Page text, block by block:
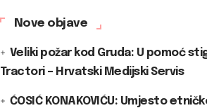
Nove objave
Veliki požar kod Gruda: U pomoć
Tractori – Hrvatski Medijski Servis
ĆOSIĆ KONAKOVIĆU: Umjesto